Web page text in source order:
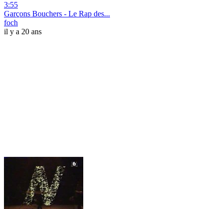
3:55
Garçons Bouchers - Le Rap des...
foch
il y a 20 ans